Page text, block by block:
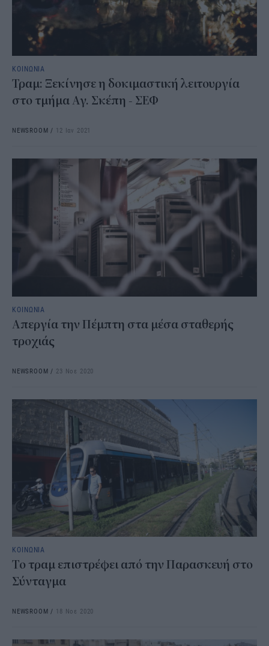
ΚΟΙΝΩΝΙΑ
Τραμ: Ξεκίνησε η δοκιμαστική λειτουργία
στο τμήμα Αγ. Σκέπη - ΣΕΦ
NEWSROOM / 12 Ιαν 2021
ΚΟΙΝΩΝΙΑ
Απεργία την Πέμπτη στα μέσα σταθερής
τροχιάς
NEWSROOM / 23 Νοε 2020
ΚΟΙΝΩΝΙΑ
Το τραμ επιστρέφει από την Παρασκευή στο
Σύνταγμα
NEWSROOM / 18 Νοε 2020